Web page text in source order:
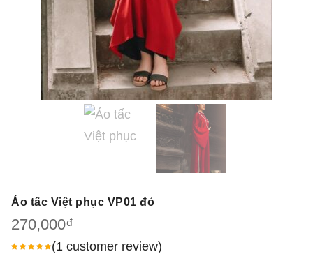
Áo tấc Việt phục VP01 đỏ
(1 customer review)
270,000₫